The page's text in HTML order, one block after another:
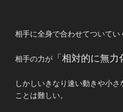
相手に全身で合わせてついてい
相手の力が 「相対的に無力
しかしいきなり速い動きや小
ことは難しい。